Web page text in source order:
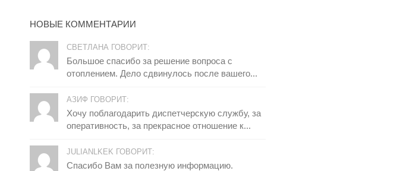
НОВЫЕ КОММЕНТАРИИ
СВЕТЛАНА ГОВОРИТ:
Большое спасибо за решение вопроса с
отоплением. Дело сдвинулось после вашего...
АЗИФ ГОВОРИТ:
Хочу поблагодарить диспетчерскую службу, за
оперативность, за прекрасное отношение к...
JULIANLKEK ГОВОРИТ:
Спасибо Вам за полезную информацию.